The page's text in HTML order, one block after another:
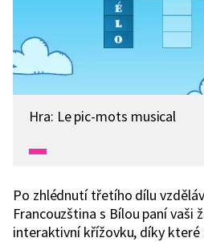
Hra: Le pic-mots musical
Po zhlédnutí třetího dílu
Francouzština s Bílou paní vaši
interaktivní křížovku, díky které